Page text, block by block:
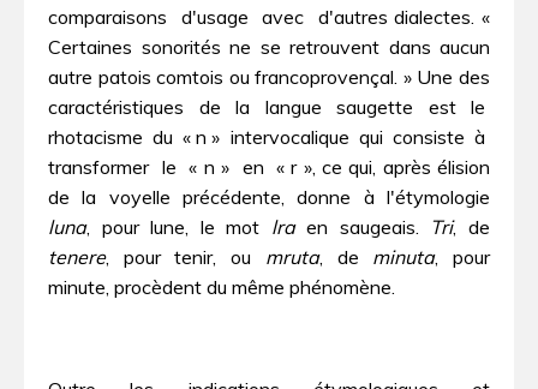
comparaisons d'usage avec d'autres dialectes. «
Certaines sonorités ne se retrouvent dans aucun
autre patois comtois ou francoprovençal. » Une des
caractéristiques de la langue saugette est le
rhotacisme du « n » intervocalique qui consiste à
transformer le « n » en « r », ce qui, après élision
de la voyelle précédente, donne à l'étymologie
luna, pour lune, le mot lraen saugeais. Tri, de
tenere, pour tenir, ou mruta, de minuta, pour
minute, procèdent du même phénomène.